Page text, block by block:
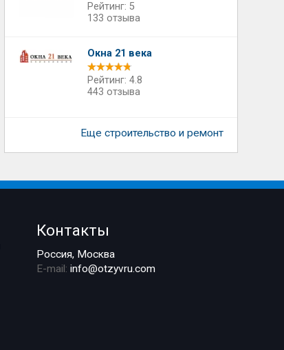
Рейтинг: 5
133 отзыва
Окна 21 века
Рейтинг: 4.8
443 отзыва
Еще строительство и ремонт
Контакты
Россия, Москва
E-mail:info@otzyvru.com